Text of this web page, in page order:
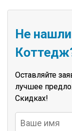
Не
Оставляйте
лучшее
Скидках!